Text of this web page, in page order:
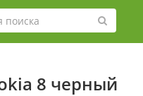
8 черный